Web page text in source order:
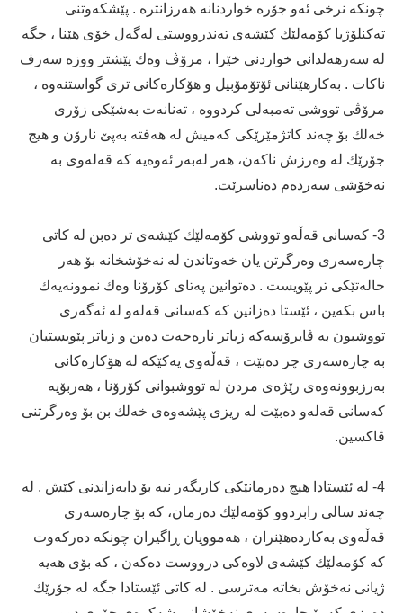
چونكه‌ نرخی ئه‌و جۆره‌ خواردنانه‌ ھه‌رزانتره‌ . پێشكه‌وتنی
ته‌كنلۆژیا كۆمه‌لێك كێشه‌ی ته‌ندرووستی له‌گه‌ل خۆی ھێنا ، جگه‌
له‌ سه‌رھه‌لدانی خواردنی خێرا ، مرۆڤ وه‌ك پێشتر ووزه‌ سه‌رف
ناكات . به‌كارھێنانی ئۆتۆمۆبیل و ھۆكاره‌كانی تری گواستنه‌وه‌ ،
مرۆڤی تووشی ته‌مبه‌لی كردووه‌ ، ته‌نانه‌ت به‌شێكی زۆری
خه‌لك بۆ چه‌ند كاتژمێرێكی كه‌میش له‌ ھه‌فته‌ به‌پێ نارۆن و ھیج
جۆرێك له‌ وه‌رزش ناكه‌ن، ھه‌ر له‌به‌ر ئه‌وه‌یه‌ كه‌ قه‌له‌وی به‌
نه‌خۆشی سه‌رده‌م ده‌ناسرێت.
3- كه‌سانی قه‌ڵه‌و تووشی كۆمه‌لێك كێشه‌ی تر ده‌بن له‌ كاتی
چاره‌سه‌ری وه‌رگرتن یان خه‌وتاندن له‌ نه‌خۆشخانه‌ بۆ ھه‌ر
حاله‌تێكی تر پێویست . ده‌توانین په‌تای كۆرۆنا وه‌ك نموونه‌یه‌ك
باس بكه‌ین ، ئێستا ده‌زانین كه‌ كه‌سانی قه‌له‌و له‌ ئه‌گه‌ری
تووشبون به‌ ڤایرۆسه‌كه‌ زیاتر ناره‌حه‌ت ده‌بن و زیاتر پێویستیان
به‌ چاره‌سه‌ری چر ده‌بێت ، قه‌ڵه‌وی یه‌كێكه‌ له‌ ھۆكاره‌كانی
به‌رزبوونه‌وه‌ی رێژه‌ی مردن له‌ تووشبوانی كۆرۆنا ، ھه‌ربۆیه‌
كه‌سانی قه‌له‌و ده‌بێت له‌ ریزی پێشه‌وه‌ی خه‌لك بن بۆ وه‌رگرتنی
ڤاكسین.
4- له‌ ئێستادا ھیچ ده‌رمانێكی كاریگه‌ر نیه‌ بۆ دابه‌زاندنی كێش . له‌
چه‌ند سالی رابردوو كۆمه‌لێك ده‌رمان، كه‌ بۆ چاره‌سه‌ری
قه‌ڵه‌وی به‌كارده‌ھێنران ، ھه‌موویان ڕاگیران چونكه‌ ده‌ركه‌وت
كه‌ كۆمه‌لێك كێشه‌ی لاوه‌كی درووست ده‌كه‌ن ، كه‌ بۆی ھه‌یه‌
ژیانی نه‌خۆش بخاته‌ مه‌ترسی . له‌ كاتی ئێستادا جگه‌ له‌ جۆرێك